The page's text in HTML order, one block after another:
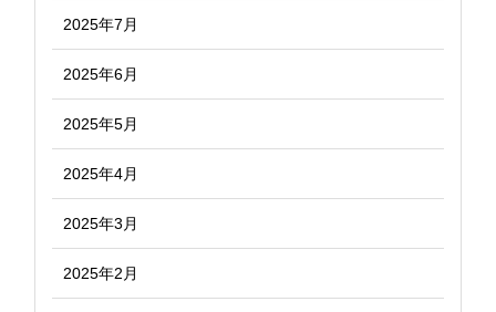
2025年7月
2025年6月
2025年5月
2025年4月
2025年3月
2025年2月